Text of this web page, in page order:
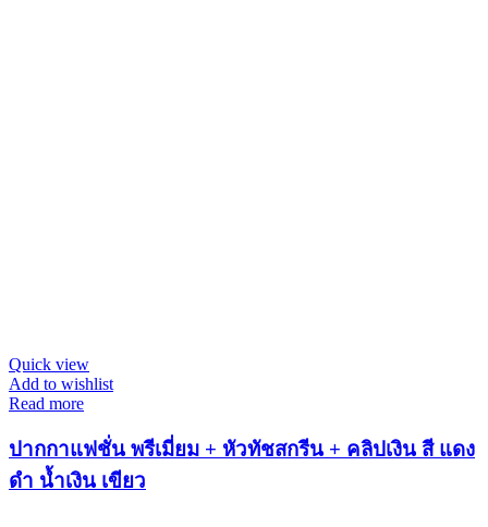
Quick view
Add to wishlist
Read more
ปากกาแฟชั่น พรีเมี่ยม + หัวทัชสกรีน + คลิปเงิน สี แดง
ดำ น้ำเงิน เขียว